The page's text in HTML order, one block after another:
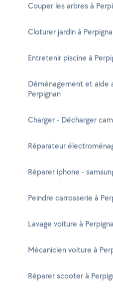
Couper les arbres à
Cloturer jardin à
Entretenir piscine à
Déménagement et aide
Perpignan
Charger - Décharger
Réparateur
Réparer iphone -
Peindre carrosserie à
Lavage voiture à
Mécanicien voiture à
Réparer scooter à